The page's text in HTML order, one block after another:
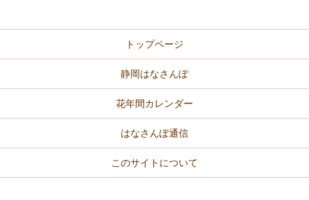
トップページ
静岡はなさんぽ
花年間カレンダー
はなさんぽ通信
このサイトについて